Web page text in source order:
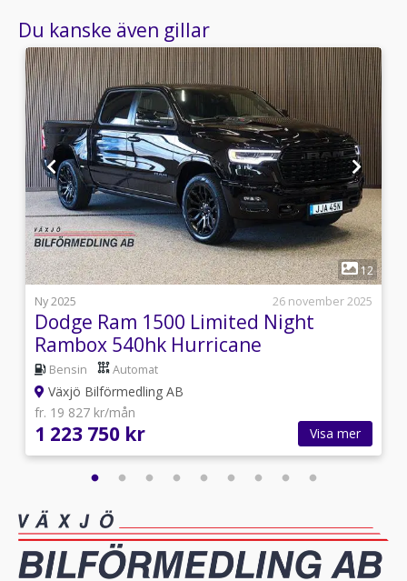
Du kanske även gillar
1
12
Ny 2025
26 november 2025
Dodge Ram 1500 Limited Night
Rambox 540hk Hurricane
Bensin Automat
Växjö Bilförmedling AB
fr. 19 827 kr/mån
1 223 750 kr Visa mer